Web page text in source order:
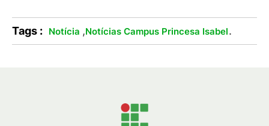
Tags : Notícia ,Notícias Campus Princesa Isabel.